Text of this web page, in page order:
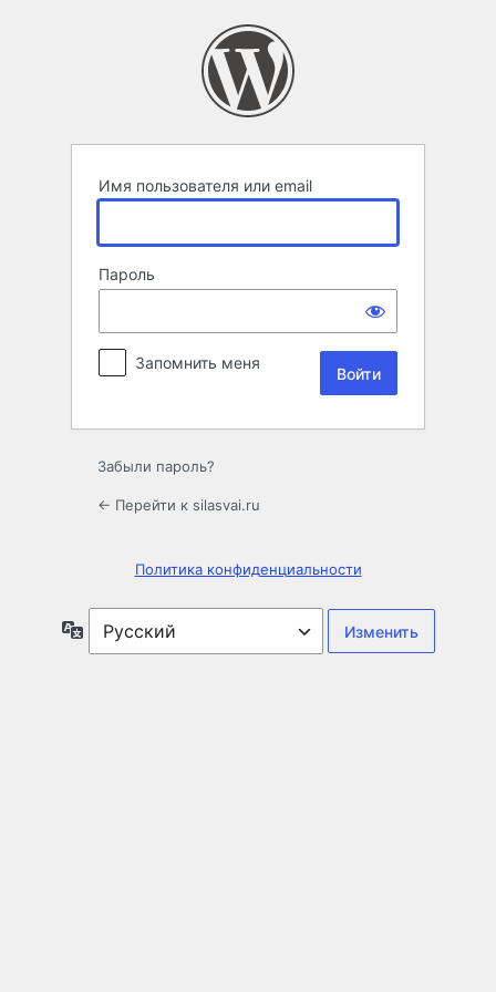
Имя пользователя или email
Пароль
Запомнить меня
Забыли пароль?
← Перейти к silasvai.ru
Политика конфиденциальности
Язык